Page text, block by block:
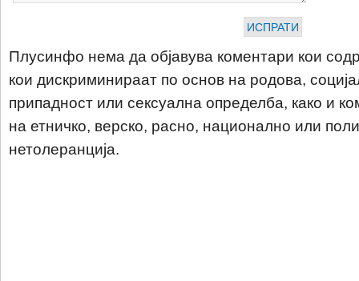
Плусинфо нема да објавува коментари кои
кои дискриминираат по основ на родова,
припадност или сексуална определба, како и
на етничко, верско, расно, национално или
нетолеранција.